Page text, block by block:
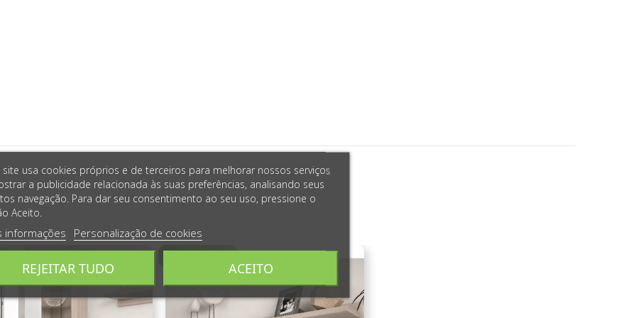
site usa cookies próprios e de terceiros para melhorar nossos serviços
a publicidade relacionada às suas preferências, analisando seus
navegação. Para dar seu consentimento ao seu uso, pressione o
Aceito.
informações Personalização de cookies
REJEITAR TUDO ACEITO